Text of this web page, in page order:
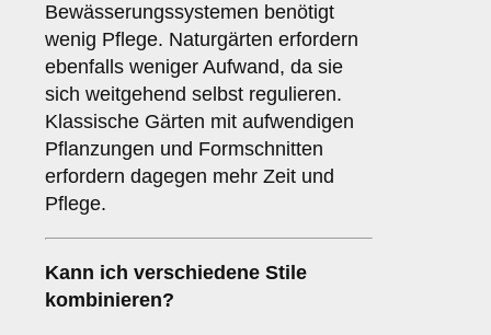
Bewässerungssystemen benötigt
wenig Pflege. Naturgärten erfordern
ebenfalls weniger Aufwand, da sie
sich weitgehend selbst regulieren.
Klassische Gärten mit aufwendigen
Pflanzungen und Formschnitten
erfordern dagegen mehr Zeit und
Pflege.
Kann ich verschiedene Stile
kombinieren?